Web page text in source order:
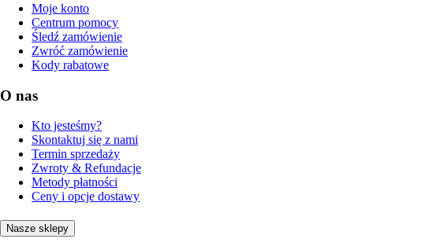
Moje konto
Centrum pomocy
Śledź zamówienie
Zwróć zamówienie
Kody rabatowe
O nas
Kto jesteśmy?
Skontaktuj się z nami
Termin sprzedaży
Zwroty & Refundacje
Metody płatności
Ceny i opcje dostawy
Nasze sklepy